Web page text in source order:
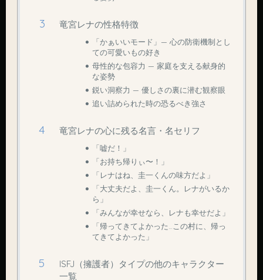
竜宮レナの性格特徴
「かぁいいモード」— 心の防衛機制とし
ての可愛いもの好き
母性的な包容力 — 家庭を支える献身的
な姿勢
鋭い洞察力 — 優しさの裏に潜む観察眼
追い詰められた時の恐るべき強さ
竜宮レナの心に残る名言・名セリフ
「嘘だ！」
「お持ち帰りぃ〜！」
「レナはね、圭一くんの味方だよ」
「大丈夫だよ、圭一くん。レナがいるか
ら」
「みんなが幸せなら、レナも幸せだよ」
「帰ってきてよかった…この村に、帰っ
てきてよかった」
ISFJ（擁護者）タイプの他のキャラクター
一覧